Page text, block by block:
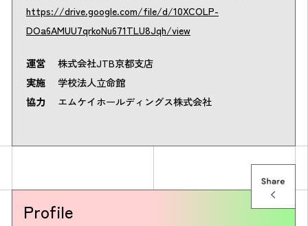
https://drive.google.com/file/d/10XCOLP-
DOa6AMUU7qrkoNu671TLU8Jqh/view
運営株式会社JTB京都支店
実施学校法人立命館
協力
エムケイホールディングス株式会社
Profile